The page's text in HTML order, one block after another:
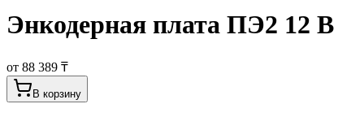
Энкодерная плата ПЭ2 12 В
от 88 389 ₸
В корзину